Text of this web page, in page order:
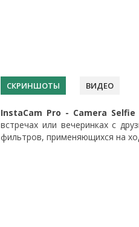
СКРИНШОТЫ ВИДЕО
InstaCam Pro - Camera Selfie
встречах или вечеринках с
фильтров, применяющихся на